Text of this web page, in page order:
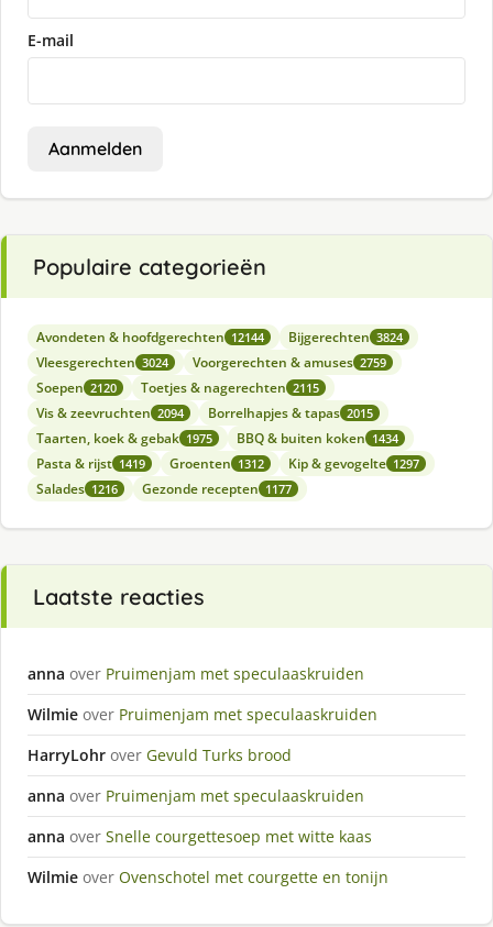
E-mail
Aanmelden
Populaire categorieën
Avondeten & hoofdgerechten 12144 Bijgerechten 3824
Vleesgerechten 3024 Voorgerechten & amuses 2759
Soepen 2120 Toetjes & nagerechten 2115
Vis & zeevruchten 2094 Borrelhapjes & tapas 2015
Taarten, koek & gebak 1975 BBQ & buiten koken 1434
Pasta & rijst 1419 Groenten 1312 Kip & gevogelte 1297
Salades 1216 Gezonde recepten 1177
Laatste reacties
anna over Pruimenjam met speculaaskruiden
Wilmie over Pruimenjam met speculaaskruiden
HarryLohr over Gevuld Turks brood
anna over Pruimenjam met speculaaskruiden
anna over Snelle courgettesoep met witte kaas
Wilmie over Ovenschotel met courgette en tonijn